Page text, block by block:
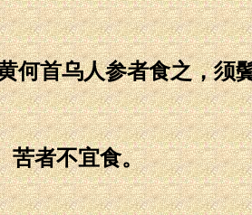
何首乌人参者食之，须
苦者不宜食。